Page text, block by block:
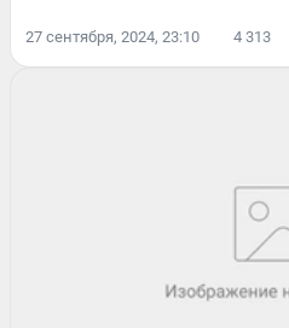
27 сентября, 2024, 23:10 4 313